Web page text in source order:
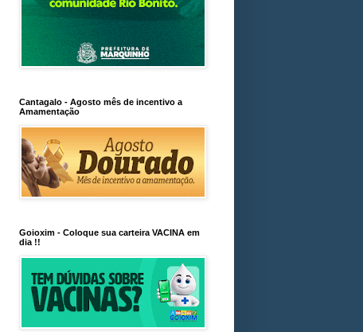
Cantagalo - Agosto mês de incentivo a
Amamentação
Goioxim - Coloque sua carteira VACINA em
dia !!